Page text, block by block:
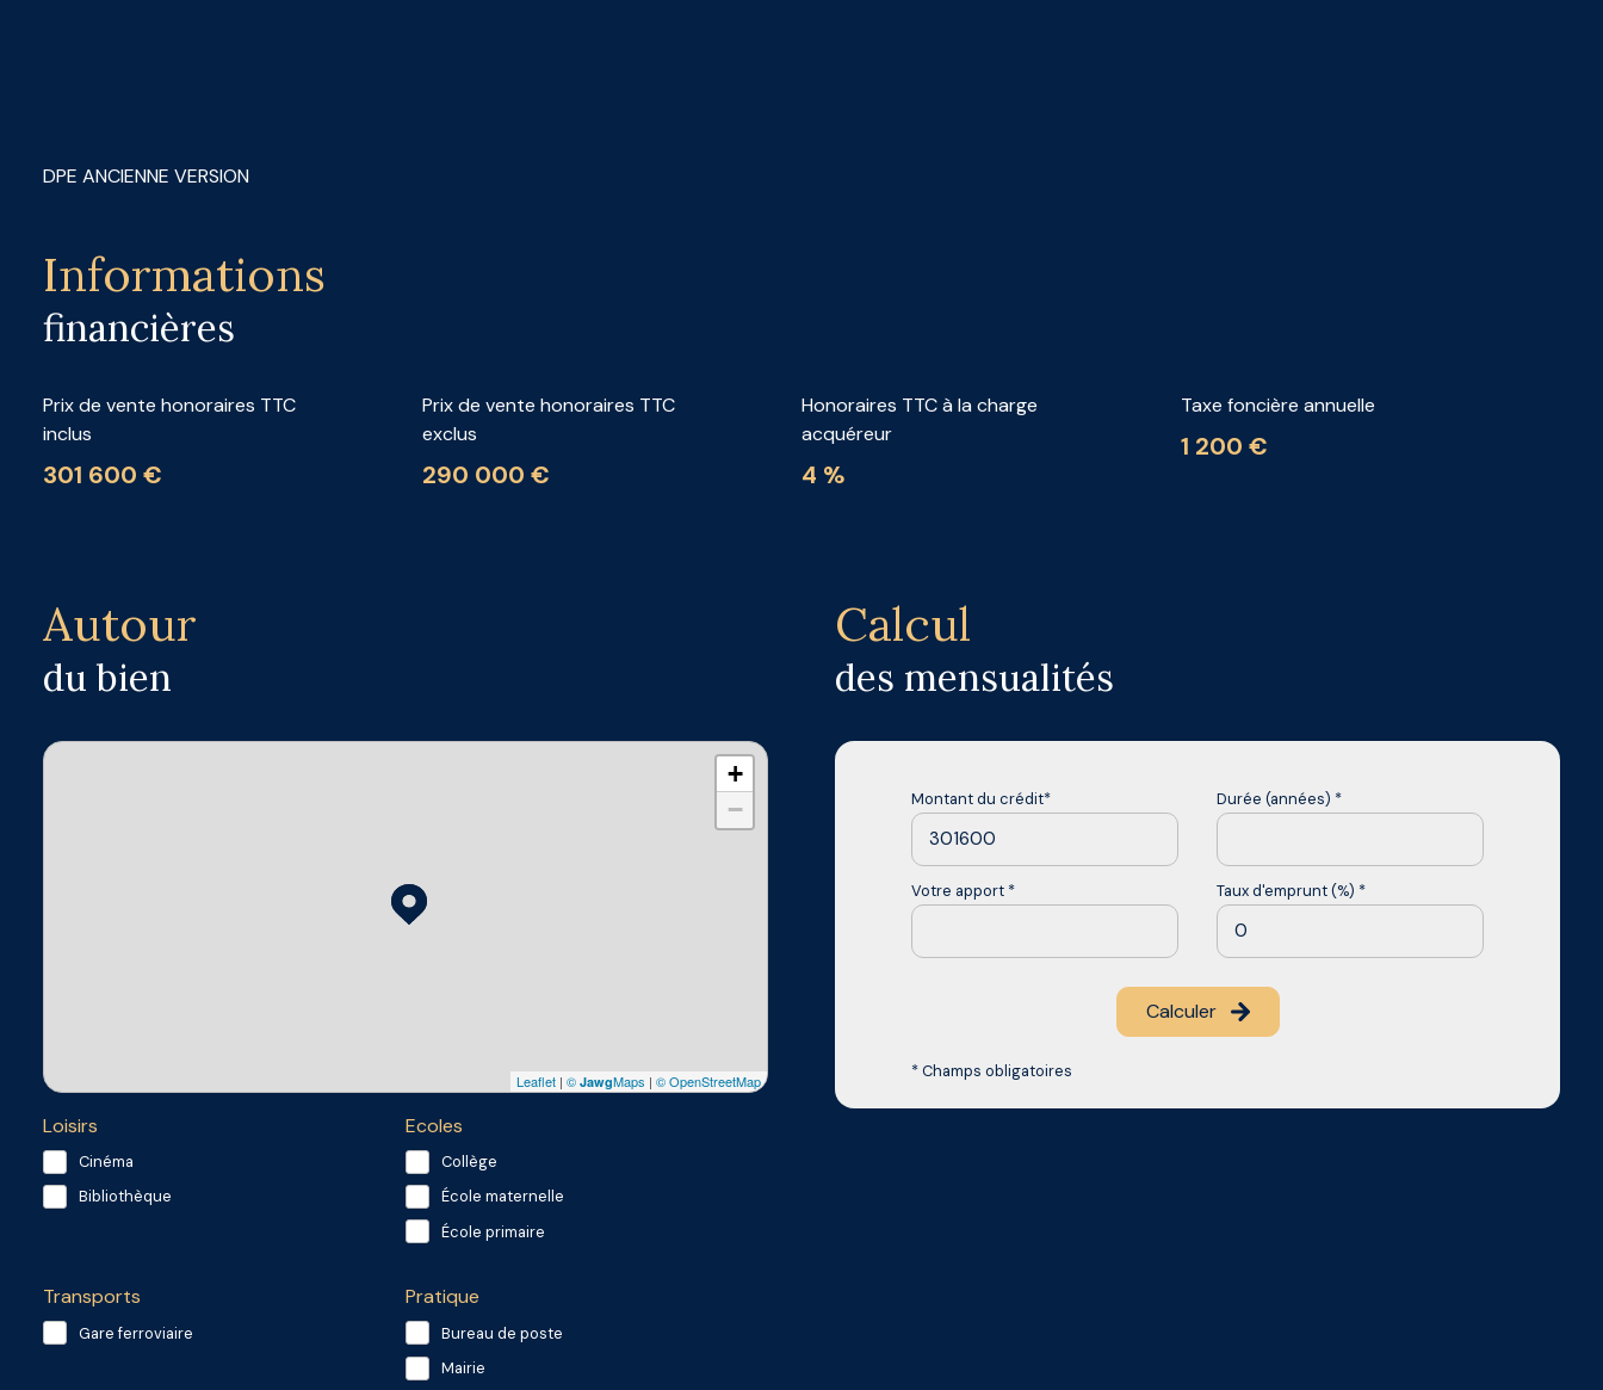
DPE ANCIENNE VERSION
Informations
financières
Prix de vente honoraires TTC
inclus
301 600 €
Prix de vente honoraires TTC
exclus
290 000 €
Honoraires TTC à la charge
acquéreur
4 %
Taxe foncière annuelle
1 200 €
Autour
du bien
+
−
Leaflet | © JawgMaps | © OpenStreetMap
Loisirs
Cinéma
Bibliothèque
Ecoles
Collège
École maternelle
École primaire
Transports
Gare ferroviaire
Pratique
Bureau de poste
Mairie
Calcul
des mensualités
Montant du crédit* Durée (années) *
Votre apport * Taux d'emprunt (%) *
Calculer
* Champs obligatoires